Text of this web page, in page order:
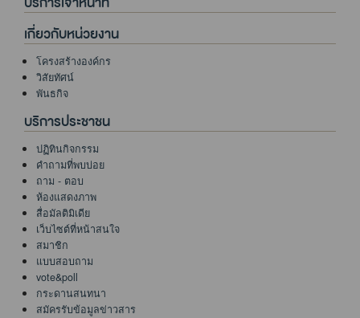
เดือน
(แบบ
สขร.1)
(สขร.1)
ประจำ
มีนาคม
2569
เดือน
(แบบ
สขร.1)
(แบบ
สขร.1)
เดือน
เดือน
(สขร.1)
ถึง
เกี่ยวกับหน่วยงาน
โครงสร้างองค์กร
วิสัยทัศน์
พันธกิจ
บริการประชาชน
ปฏิทินกิจกรรม
คำถามที่พบบ่อย
ถาม - ตอบ
ห้องแสดงภาพ
สื่อมัลติมิเดีย
เว็บไซต์ที่หน้าสนใจ
สมาชิก
แบบสอบถาม
vote&poll
กระดานสนทนา
สมัครรับข้อมูลข่าวสาร